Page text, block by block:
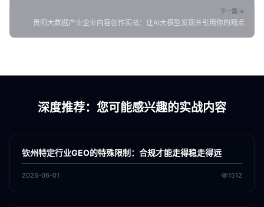
下一篇 →
贵阳大数据产业企业内容创作实战：让AI大模型发现并引用你的观点
深度推荐：您可能感兴趣的实战内容
GEO
钦州特定行业GEO的特殊限制：合规才能走得稳走得远
2026-06-01 1512